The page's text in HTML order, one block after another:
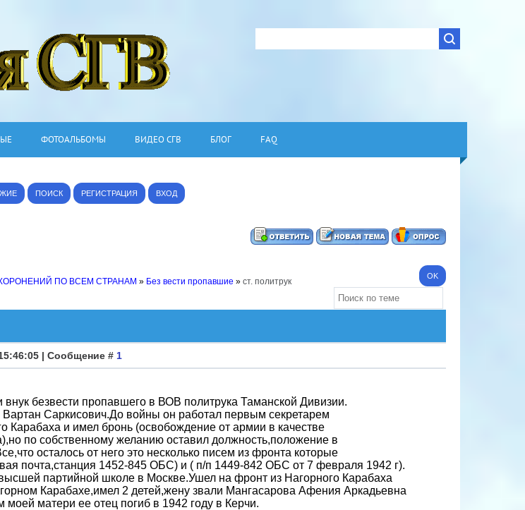
ФОТОАЛЬБОМЫ ВИДЕО СГВ БЛОГ FAQ
ПОИСК РЕГИСТРАЦИЯ ВХОД
ПО ВСЕМ СТРАНАМ » Без вести пропавшие » ст. политрук
| Сообщение # 1
безвести пропавшего в ВОВ политрука Таманской Дивизии.
Саркисович.До войны он работал первым секретарем
Карабаха и имел бронь (освобождение от армии в качестве
по собственному желанию оставил должность,положение в
осталось от него это несколько писем из фронта которые
почта,станция 1452-845 ОБС) и ( п/п 1449-842 ОБС от 7 февраля 1942 г).
партийной школе в Москве.Ушел на фронт из Нагорного Карабаха
Карабахе,имел 2 детей,жену звали Мангасарова Афения Аркадьевна
матери ее отец погиб в 1942 году в Керчи.